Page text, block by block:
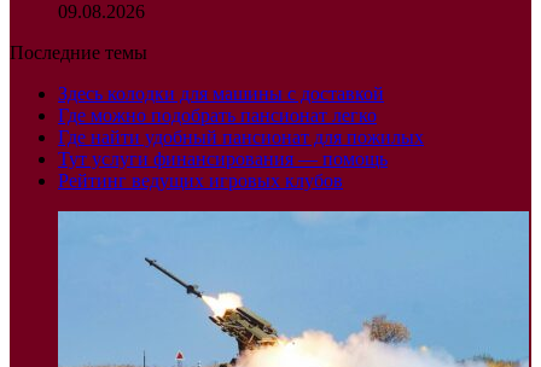
09.08.2026
Последние темы
Здесь колодки для машины с доставкой
Где можно подобрать пансионат легко
Где найти удобный пансионат для пожилых
Тут услуги финансирования — помощь
Рейтинг ведущих игровых клубов